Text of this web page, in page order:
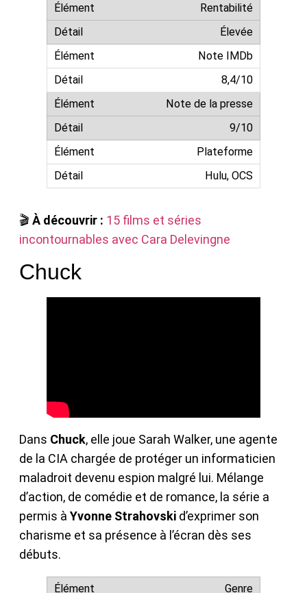
Rentabilité
Élevée
Note IMDb
8,4/10
Note de la presse
9/10
Plateforme
Hulu, OCS
🎬 À découvrir : 15 films et séries
incontournables avec Cara Delevingne
Chuck
Dans Chuck, elle joue Sarah Walker, une agente
de la CIA chargée de protéger un informaticien
maladroit devenu espion malgré lui. Mélange
d’action, de comédie et de romance, la série a
permis à Yvonne Strahovski d’exprimer son
charisme et sa présence à l’écran dès ses
débuts.
Genre